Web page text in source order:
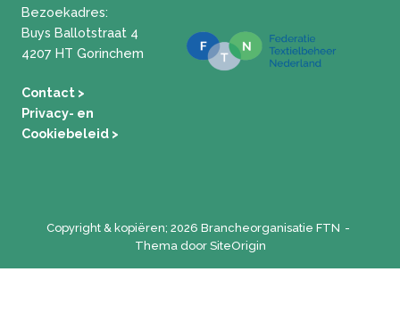
Bezoekadres:
Buys Ballotstraat 4
4207 HT Gorinchem
Contact >
Privacy- en
Cookiebeleid >
Copyright & kopiëren; 2026 Brancheorganisatie FTN
Thema door SiteOrigin